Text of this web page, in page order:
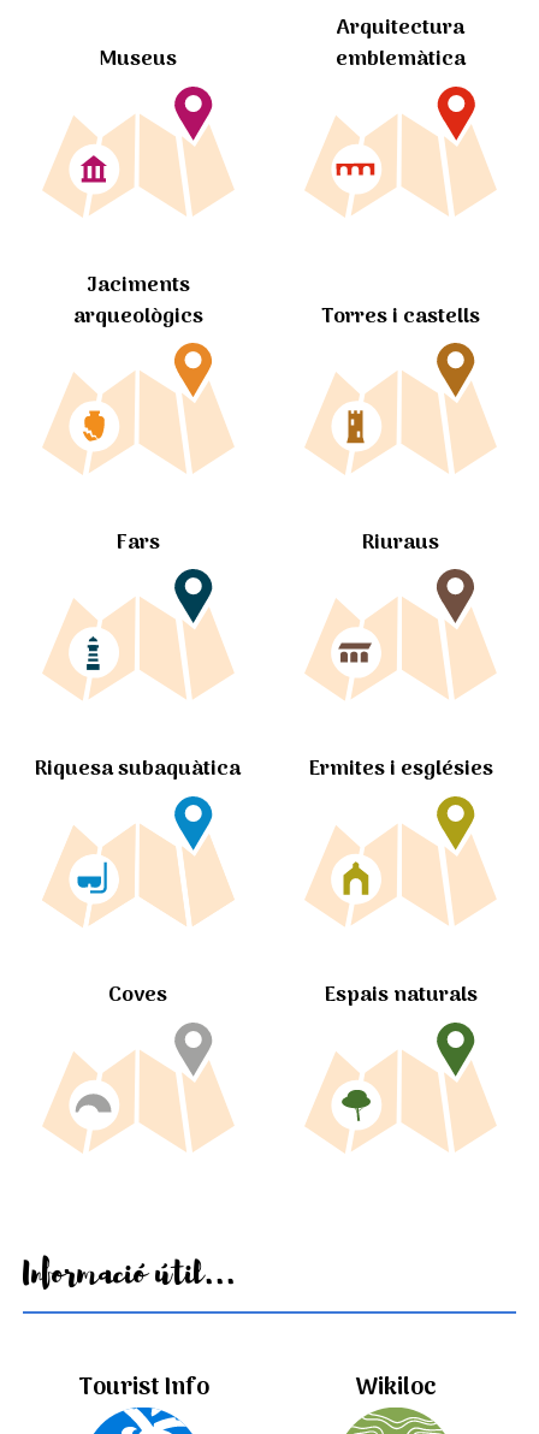
Museus
Arquitectura
emblemàtica
Jaciments
arqueològics
Torres i castells
Fars Riuraus
Riquesa subaquàtica Ermites i esglésies
Coves Espais naturals
Informació útil...
Tourist Info Wikiloc